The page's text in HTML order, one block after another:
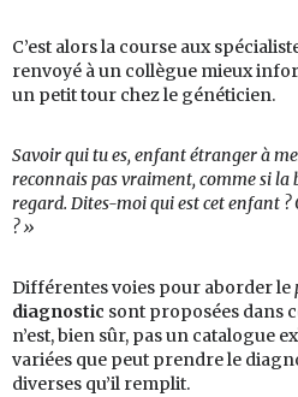
C’est alors la course aux
renvoyé à un collègue mieux
un petit tour chez le généticien.
Savoirquitues, enfantétrangerà
reconnaispasvraiment, commesila
regard. Dites-moiquiestcetenfant ?
? »
Différentes voies pour aborder le
diagnostic sont proposées dans
n’est, bien sûr, pas un catalogue
variées que peut prendre le
diverses qu’il remplit.